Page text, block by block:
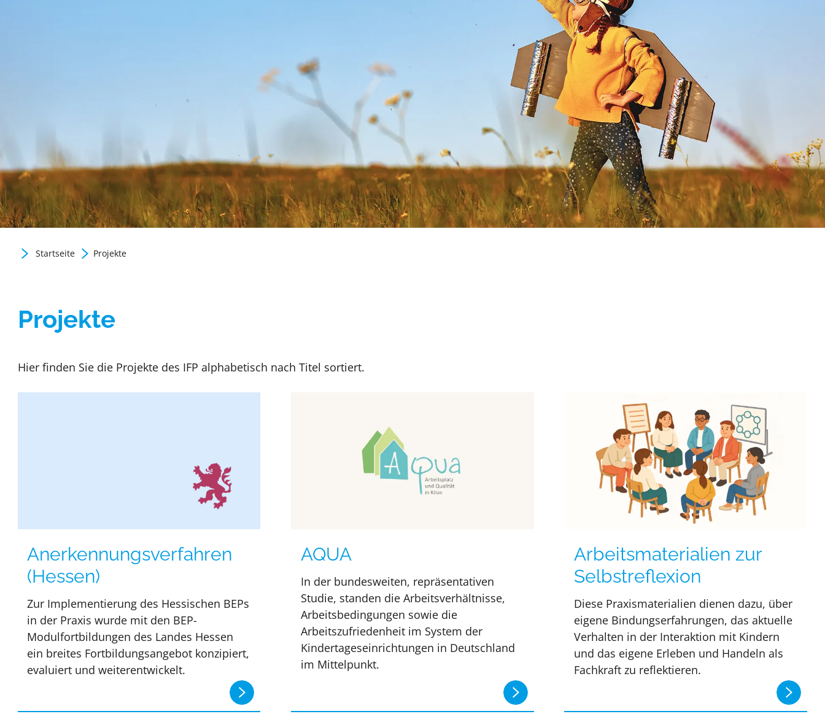
Startseite Projekte
Projekte
Hier finden Sie die Projekte des IFP alphabetisch nach Titel sortiert.
Anerkennungsverfahren
(Hessen)
Zur Implementierung des Hessischen BEPs
in der Praxis wurde mit den BEP-
Modulfortbildungen des Landes Hessen
ein breites Fortbildungsangebot konzipiert,
evaluiert und weiterentwickelt.
AQUA
In der bundesweiten, repräsentativen
Studie, standen die Arbeitsverhältnisse,
Arbeitsbedingungen sowie die
Arbeitszufriedenheit im System der
Kindertageseinrichtungen in Deutschland
im Mittelpunkt.
Arbeitsmaterialien zur
Selbstreflexion
Diese Praxismaterialien dienen dazu, über
eigene Bindungserfahrungen, das aktuelle
Verhalten in der Interaktion mit Kindern
und das eigene Erleben und Handeln als
Fachkraft zu reflektieren.